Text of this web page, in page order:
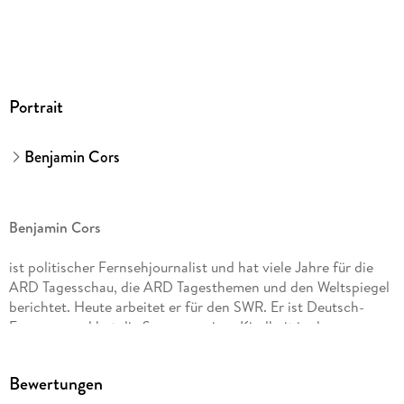
Portrait
Benjamin Cors
Benjamin Cors
ist politischer Fernsehjournalist und hat viele Jahre für die
ARD Tagesschau, die ARD Tagesthemen und den Weltspiegel
berichtet. Heute arbeitet er für den SWR. Er ist Deutsch-
Franzose und hat die Sommer seiner Kindheit in der
große Fangemeinde, seine Bücher landen regelmäßig auf der
Bewertungen